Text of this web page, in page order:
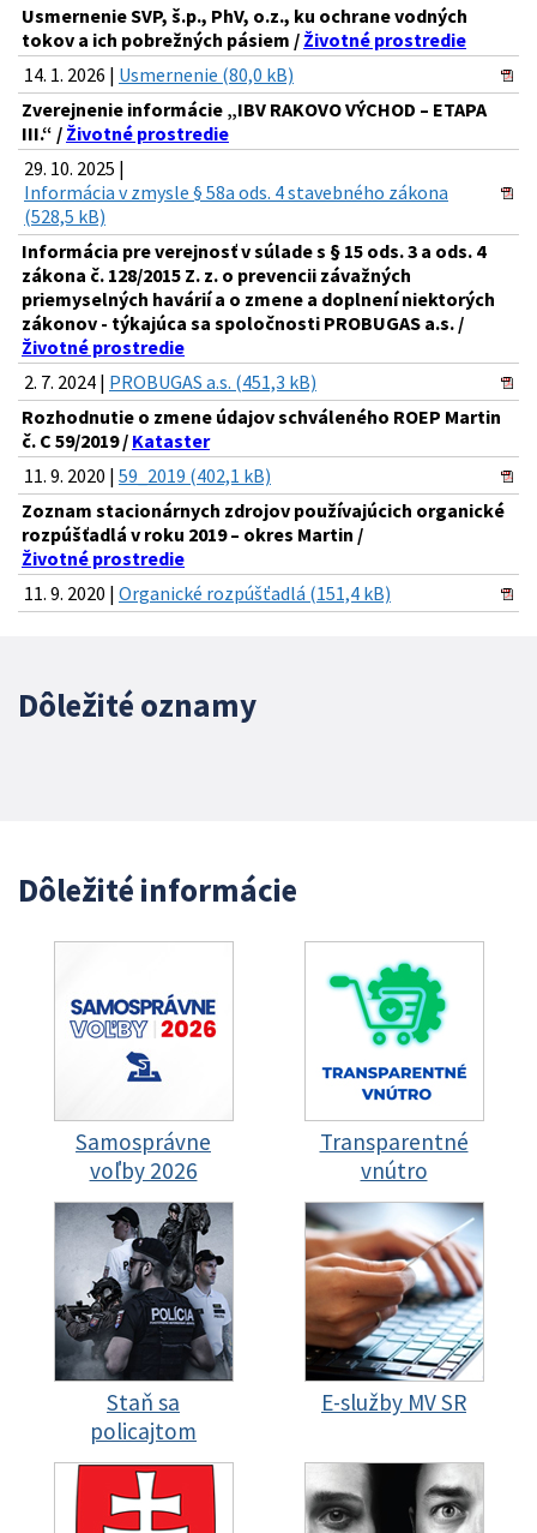
Usmernenie SVP, š.p., PhV, o.z., ku ochrane vodných
tokov a ich pobrežných pásiem / Životné prostredie
14. 1. 2026 | Usmernenie (80,0 kB)
Zverejnenie informácie „IBV RAKOVO VÝCHOD – ETAPA
III.“ / Životné prostredie
29. 10. 2025 |
Informácia v zmysle § 58a ods. 4 stavebného zákona
(528,5 kB)
Informácia pre verejnosť v súlade s § 15 ods. 3 a ods. 4
zákona č. 128/2015 Z. z. o prevencii závažných
priemyselných havárií a o zmene a doplnení niektorých
zákonov - týkajúca sa spoločnosti PROBUGAS a.s. /
Životné prostredie
2. 7. 2024 | PROBUGAS a.s. (451,3 kB)
Rozhodnutie o zmene údajov schváleného ROEP Martin
č. C 59/2019 / Kataster
11. 9. 2020 | 59_2019 (402,1 kB)
Zoznam stacionárnych zdrojov používajúcich organické
rozpúšťadlá v roku 2019 – okres Martin /
Životné prostredie
11. 9. 2020 | Organické rozpúšťadlá (151,4 kB)
Dôležité oznamy
Dôležité informácie
Samosprávne
voľby 2026
Transparentné
vnútro
Staň sa
policajtom
E-služby MV SR